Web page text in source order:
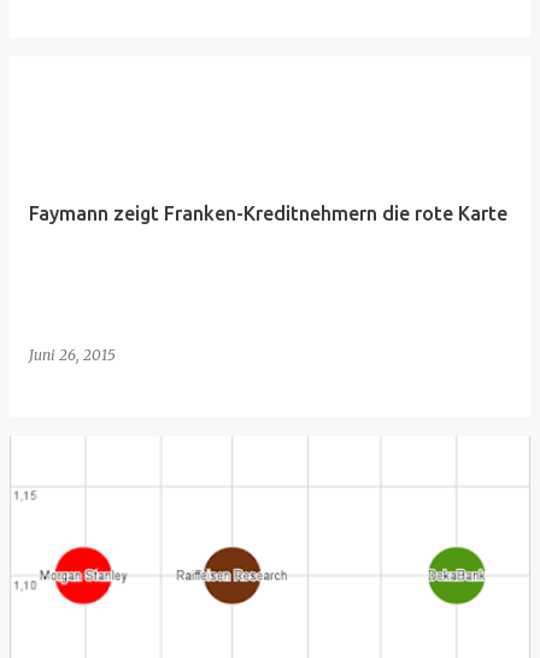
Faymann zeigt Franken-Kreditnehmern die rote Karte
Juni 26, 2015